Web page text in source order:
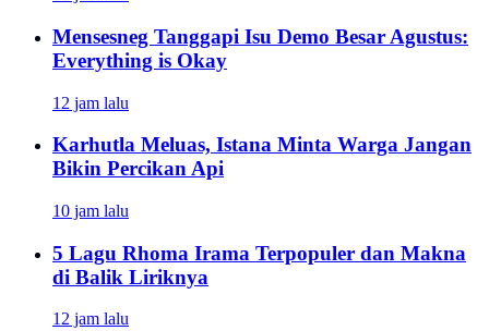
Mensesneg Tanggapi Isu Demo Besar Agustus:
Everything is Okay
12 jam lalu
Karhutla Meluas, Istana Minta Warga Jangan
Bikin Percikan Api
10 jam lalu
5 Lagu Rhoma Irama Terpopuler dan Makna
di Balik Liriknya
12 jam lalu